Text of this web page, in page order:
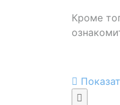
Кроме